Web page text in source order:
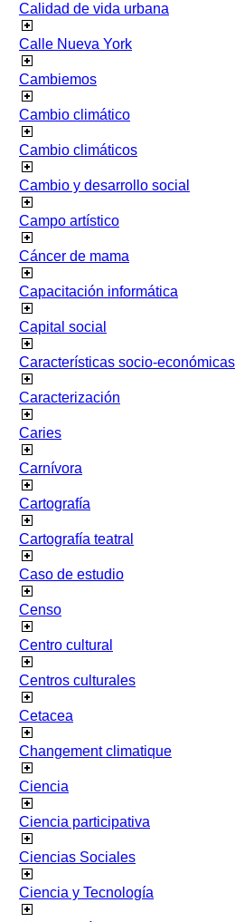
Calidad de vida urbana
Calle Nueva York
Cambiemos
Cambio climático
Cambio climáticos
Cambio y desarrollo social
Campo artístico
Cáncer de mama
Capacitación informática
Capital social
Características socio-económicas
Caracterización
Caries
Carnívora
Cartografía
Cartografía teatral
Caso de estudio
Censo
Centro cultural
Centros culturales
Cetacea
Changement climatique
Ciencia
Ciencia participativa
Ciencias Sociales
Ciencia y Tecnología